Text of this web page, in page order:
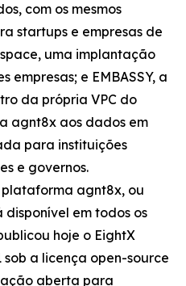
com os mesmos
startups e empresas de
uma implantação
e EMBASSY, a
da própria VPC do
agnt8x aos dados em
para instituições
e governos.
agnt8x, ou
em todos os
hoje o EightX
sob a licença open-source
aberta para